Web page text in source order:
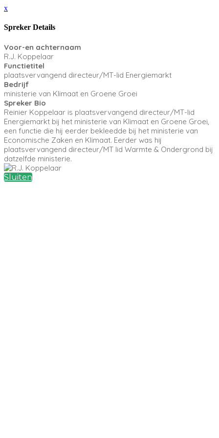
x
Spreker Details
Voor-en achternaam
R.J. Koppelaar
Functietitel
plaatsvervangend directeur/MT-lid Energiemarkt
Bedrijf
ministerie van Klimaat en Groene Groei
Spreker Bio
Reinier Koppelaar is plaatsvervangend directeur/MT-lid
Energiemarkt bij het ministerie van Klimaat en Groene Groei,
een functie die hij eerder bekleedde bij het ministerie van
Economische Zaken en Klimaat. Eerder was hij
plaatsvervangend directeur/MT lid Warmte & Ondergrond bij
datzelfde ministerie.
Sluiten